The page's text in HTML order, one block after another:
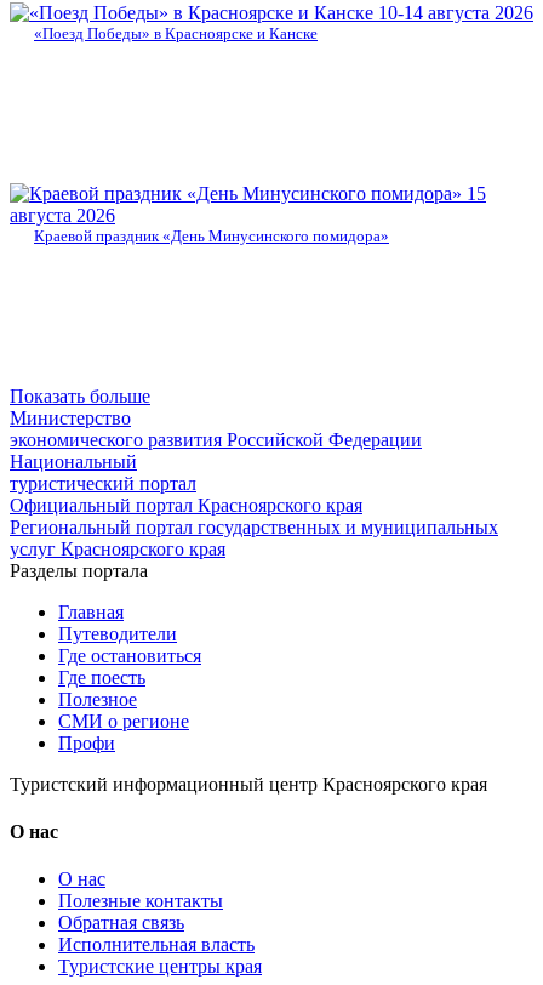
10-14 августа 2026
«Поезд Победы» в Красноярске и Канске
15
августа 2026
Краевой праздник «День Минусинского помидора»
Показать больше
Министерство
экономического развития Российской Федерации
Национальный
туристический портал
Официальный портал Красноярского края
Региональный портал государственных и муниципальных
услуг Красноярского края
Разделы портала
Главная
Путеводители
Где остановиться
Где поесть
Полезное
СМИ о регионе
Профи
Туристский информационный центр Красноярского края
О нас
О нас
Полезные контакты
Обратная связь
Исполнительная власть
Туристские центры края